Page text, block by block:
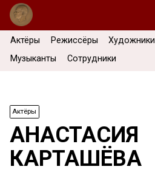
Актёры Режиссёры Художники
Музыканты
Сотрудники
Актёры
АНАСТАСИЯ
КАРТАШЁВА